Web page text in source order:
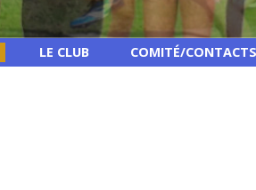
LE CLUB COMITÉ/CONTACTS